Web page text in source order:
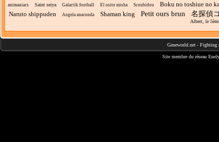
animaniacs Saint seiya Galactik football El osito misha Scoubidou
Boku no toshiue no
Naruto shippuden
Angela anaconda Shaman king Petit ours brun 名探偵
Albert, le
Geneworld.net - Fighting
Site membre du réseau